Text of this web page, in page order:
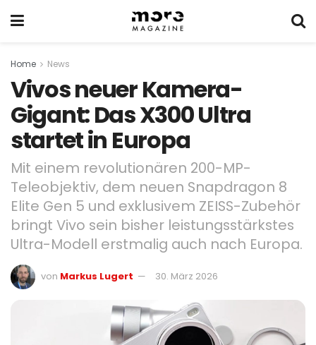
Home News
Vivos neuer Kamera-
Gigant: Das X300 Ultra
startet in Europa
Mit einem revolutionären 200-MP-
Teleobjektiv, dem neuen Snapdragon 8
Elite Gen 5 und exklusivem ZEISS-Zubehör
bringt Vivo sein bisher leistungsstärkstes
Ultra-Modell erstmalig auch nach Europa.
von Markus Lugert 30. März 2026